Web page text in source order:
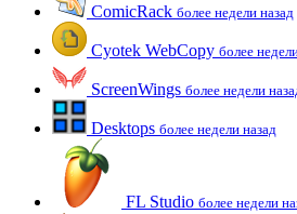
ComicRack более недели назад
Cyotek WebCopy более
ScreenWings более недели
Desktops более недели назад
FL Studio более недели